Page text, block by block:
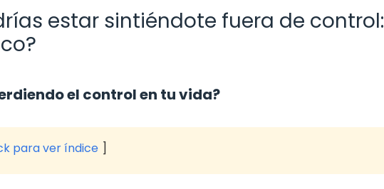
estar sintiéndote fuera de control:
el control en tu vida?
para ver índice